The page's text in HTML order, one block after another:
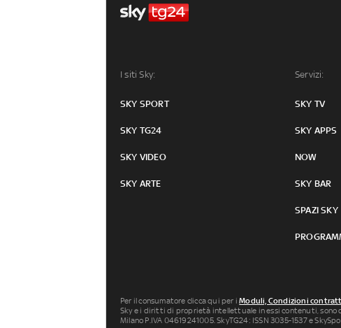
I siti Sky:
SKY SPORT
SKY TG24
SKY VIDEO
SKY ARTE
Servizi:
SKY TV
SKY APPS
NOW
SKY BAR
SPAZI SKY
Per il consumatore clicca qui per iModuli, Condizioni
Sky e i diritti di proprietà intellettuale in essi contenuti, sono
Milano P.IVA 04619241005. SkyTG24: ISSN 3035-1537 e